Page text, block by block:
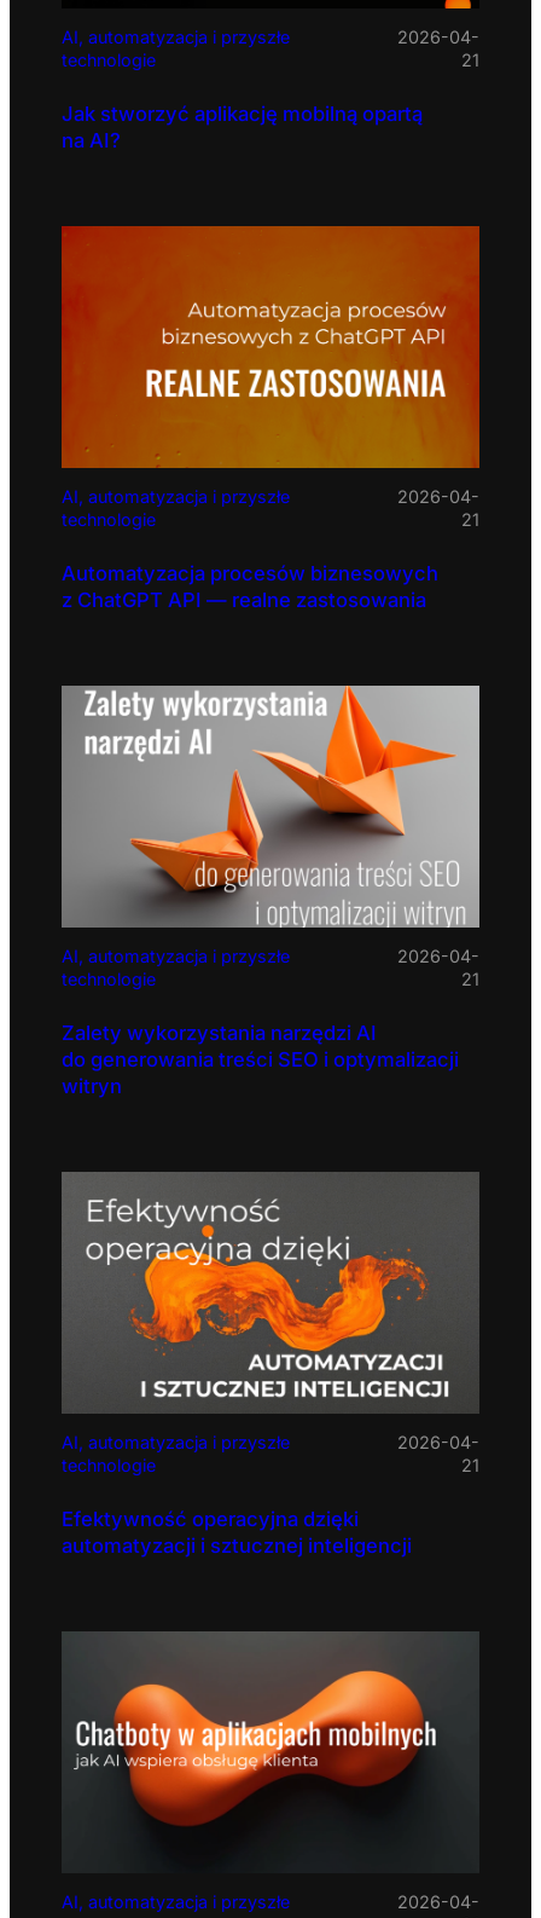
AI, automatyzacja i przyszłe
technologie
2026-04-
21
Jak stworzyć aplikację mobilną opartą
na AI?
AI, automatyzacja i przyszłe
technologie
2026-04-
21
Automatyzacja procesów biznesowych
z ChatGPT API — realne zastosowania
AI, automatyzacja i przyszłe
technologie
2026-04-
21
Zalety wykorzystania narzędzi AI
do generowania treści SEO i optymalizacji
witryn
AI, automatyzacja i przyszłe
technologie
2026-04-
21
Efektywność operacyjna dzięki
automatyzacji i sztucznej inteligencji
AI, automatyzacja i przyszłe
2026-04-